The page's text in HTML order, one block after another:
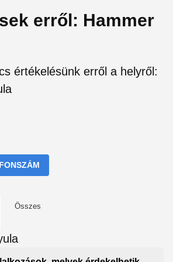
erről: Hammer
értékelésünk erről a helyről:
Összes